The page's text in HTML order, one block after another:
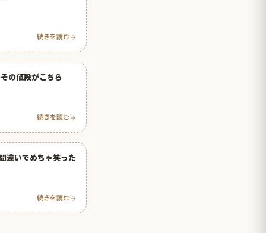
続きを読む
の値段がこちら
続きを読む
違いでめちゃ笑った
続きを読む